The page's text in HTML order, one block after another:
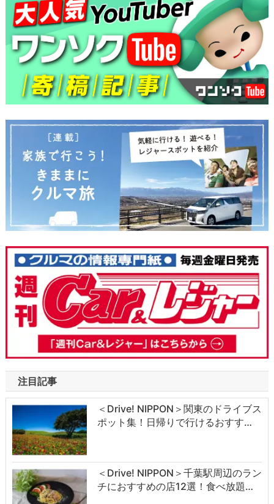
注目記事
＜Drive! NIPPON＞関東のドライブス
ポット集！日帰りで行けるおすす…
＜Drive! NIPPON＞千葉駅周辺のラン
チにおすすめの店12選！食べ放題…